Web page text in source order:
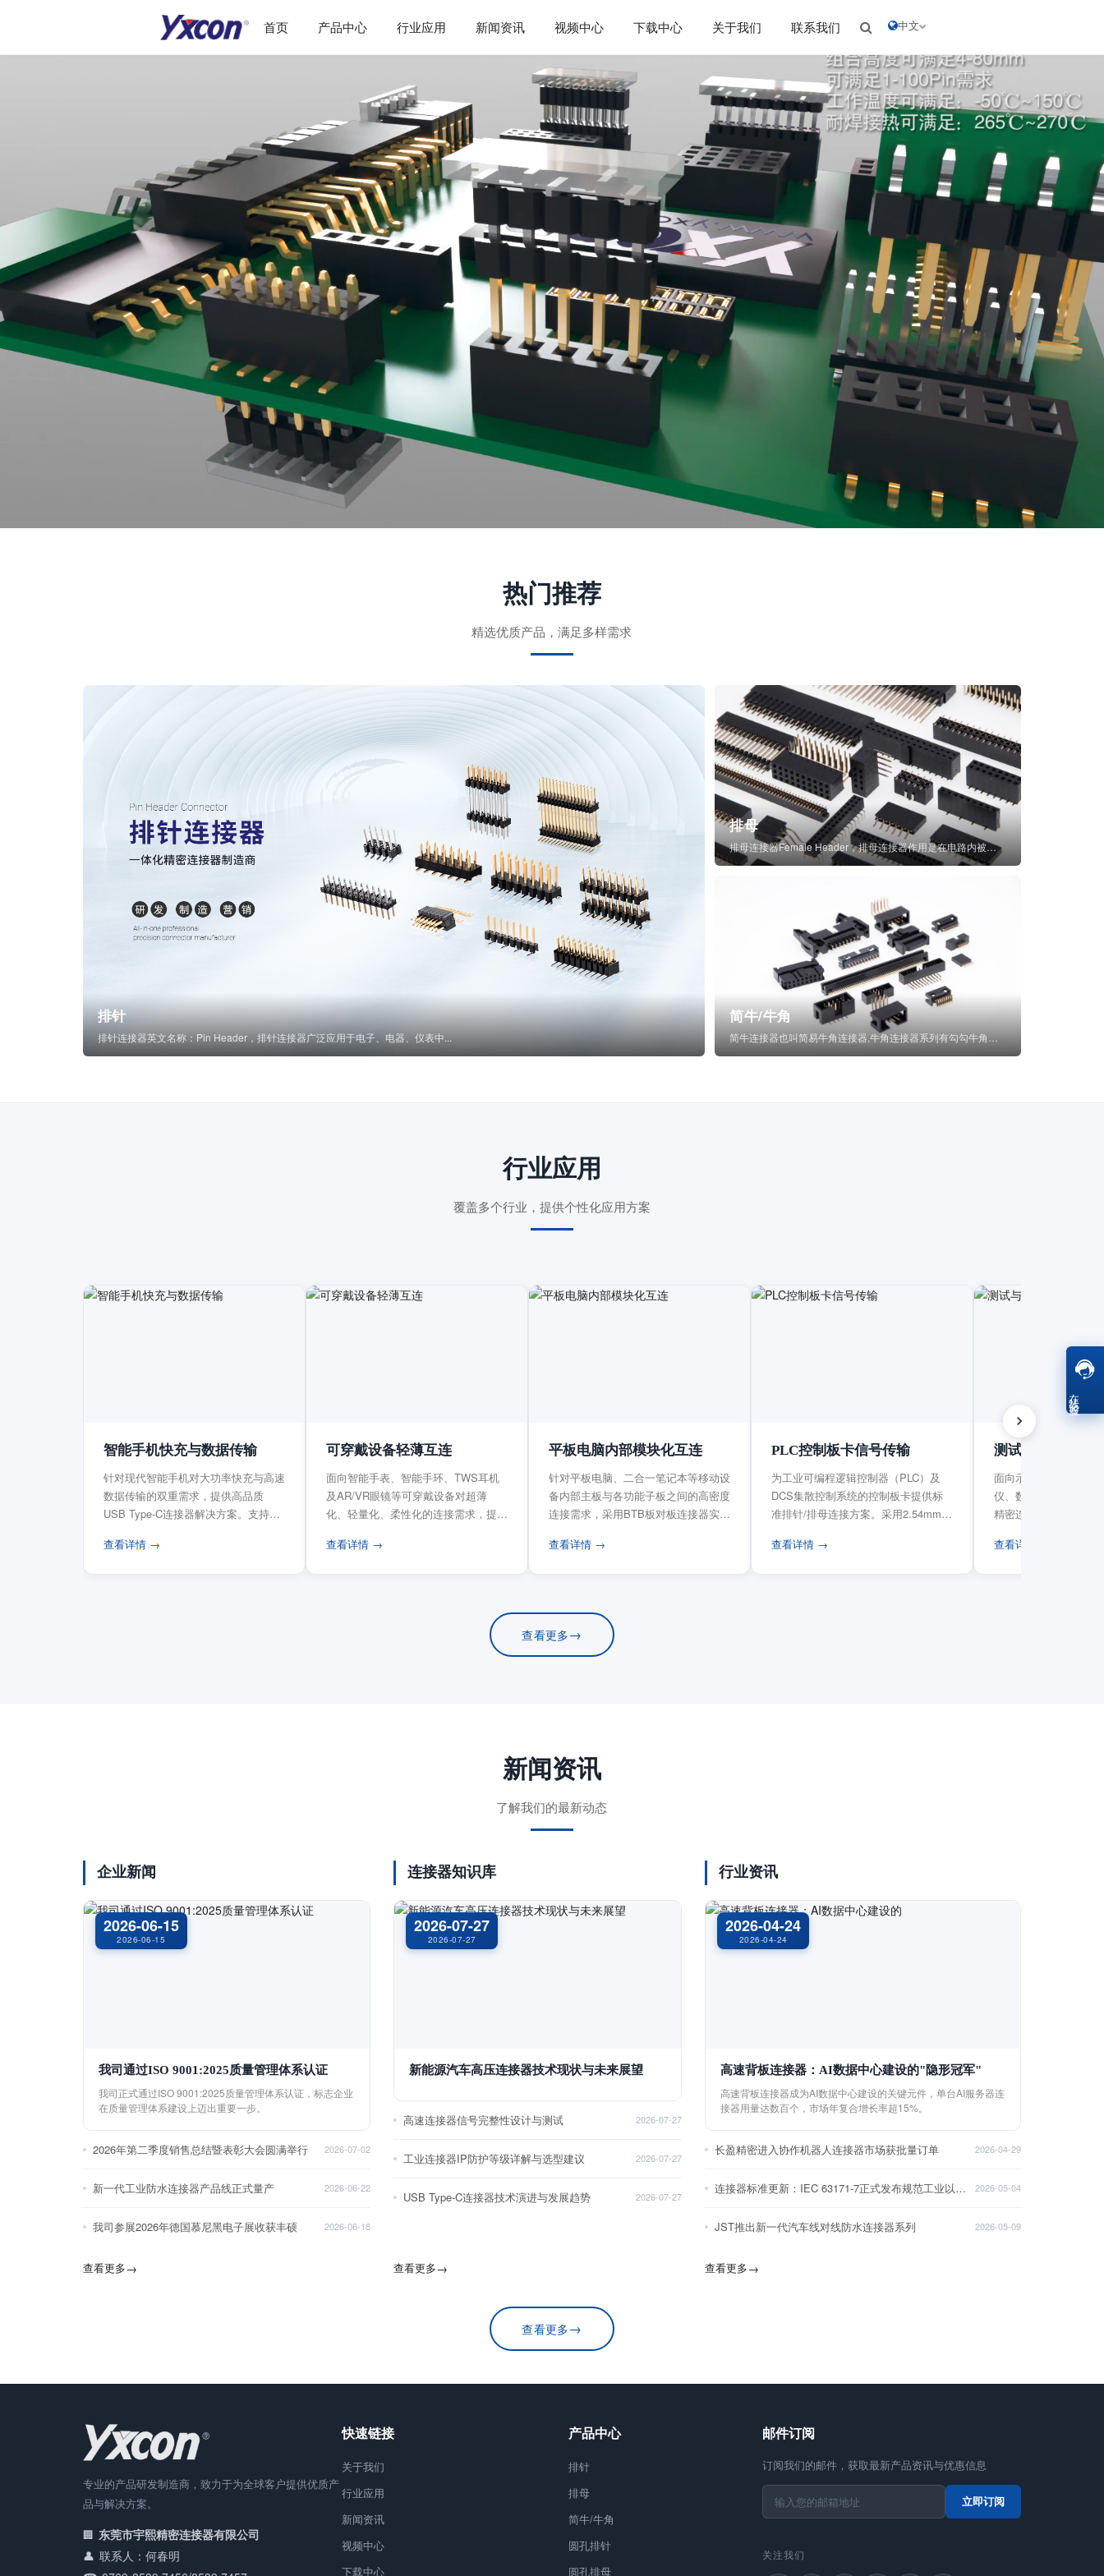
首页 产品中心 行业应用 新闻资讯 视频中心 下载中心 关于我们 联系我们 中文
热门推荐
精选优质产品，满足多样需求
排针
排针连接器英文名称：Pin Header，排针连接器广泛应用于电子、电器、仪表中...
排母
排母连接器Female Header，排母连接器作用是在电路内被阻断处或孤立不通...
简牛/牛角
行业应用
覆盖多个行业，提供个性化应用方案
智能手机快充与数据传输
针对现代智能手机对大功率快充与高速
数据传输的双重需求，提供高品质
USB Type-C连接器解决方案。支持
查看详情 →
可穿戴设备轻薄互连
面向智能手表、智能手环、TWS耳机
及AR/VR眼镜等可穿戴设备对超薄
化、轻量化、柔性化的连接需求，提供
查看详情 →
平板电脑内部模块化互连
针对平板电脑、二合一笔记本等移动设
备内部主板与各功能子板之间的高密度
连接需求，采用BTB板对板连接器实现
查看详情 →
PLC控制板卡信号传输
为工业可编程逻辑控制器（PLC）及
DCS集散控制系统的控制板卡提供标
准排针/排母连接方案。采用2.54mm标
查看详情 →
测试与测量设备
面向示波器、信号发
仪、数据采集卡等电
精密连接需求，提供
查看详情 →
查看更多→
新闻资讯
了解我们的最新动态
企业新闻
2026-06-15
2026-06-15
我司通过ISO 9001:2025质量管理体系认证
我司正式通过ISO 9001:2025质量管理体系认证，标志企业
在质量管理体系建设上迈出重要一步。
2026年第二季度销售总结暨表彰大会圆满举行 2026-07-02
新一代工业防水连接器产品线正式量产 2026-06-22
我司参展2026年德国慕尼黑电子展收获丰硕 2026-06-18
查看更多→
连接器知识库
2026-07-27
2026-07-27
新能源汽车高压连接器技术现状与未来展望
高速连接器信号完整性设计与测试 2026-07-27
工业连接器IP防护等级详解与选型建议 2026-07-27
USB Type-C连接器技术演进与发展趋势 2026-07-27
查看更多→
行业资讯
2026-04-24
2026-04-24
高速背板连接器：AI数据中心建设的"隐形冠军"
高速背板连接器成为AI数据中心建设的关键元件，单台AI服务器连
接器用量达数百个，市场年复合增长率超15%。
长盈精密进入协作机器人连接器市场获批量订单 2026-04-29
连接器标准更新：IEC 63171-7正式发布规范工业以太网接口 2026-05-04
JST推出新一代汽车线对线防水连接器系列 2026-05-09
查看更多→
查看更多→
专业的产品研发制造商，致力于为全球客户提供优质产
品与解决方案。
东莞市宇熙精密连接器有限公司
联系人：何春明
快速链接
关于我们
行业应用
新闻资讯
视频中心
下载中心
产品中心
排针
排母
简牛/牛角
圆孔排针
圆孔排母
邮件订阅
订阅我们的邮件，获取最新产品资讯与优惠信息
立即订阅
关注我们
在线客服